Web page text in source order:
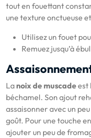
tout en fouettant
une texture onctueuse
Utilisez un fouet
Remuez jusqu’à
La noix de muscadeest
béchamel. Son ajout
assaisonner avec un
goût. Pour une touche
ajouter un peu de